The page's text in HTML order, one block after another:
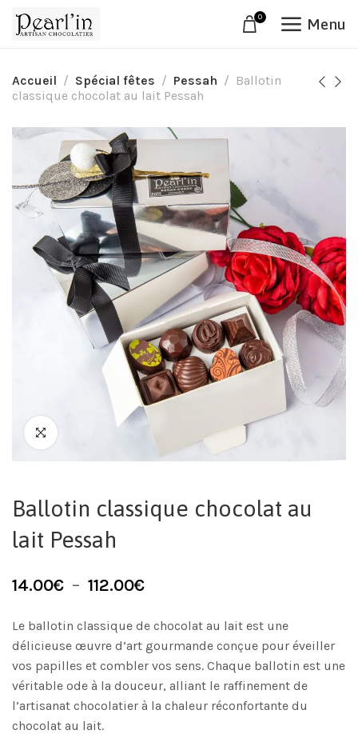
0 Menu
Accueil Spécial fêtes Pessah
Ballotin
classique chocolat au lait Pessah
Ballotin classique chocolat au
lait Pessah
14.00€ – 112.00€
Le ballotin classique de chocolat au lait est une
délicieuse œuvre d’art gourmande conçue pour éveiller
vos papilles et combler vos sens. Chaque ballotin est une
véritable ode à la douceur, alliant le raffinement de
l’artisanat chocolatier à la chaleur réconfortante du
chocolat au lait.